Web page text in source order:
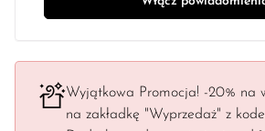
Wyjątkowa Promocja! -20% na
na zakładkę "Wyprzedaż" z